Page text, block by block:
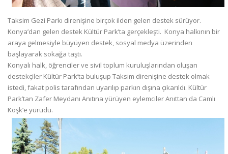
Taksim Gezi Parkı direnişine birçok ilden gelen destek sürüyor.
Konya’dan gelen destek Kültür Park’ta gerçekleşti. Konya halkının bir
araya gelmesiyle büyüyen destek, sosyal medya üzerinden
başlayarak sokağa taştı.
Konyalı halk, öğrenciler ve sivil toplum kuruluşlarından oluşan
destekçiler Kültür Park’ta buluşup Taksim direnişine destek olmak
istedi, fakat polis tarafından uyarılıp parkın dışına çıkarıldı. Kültür
Park’tan Zafer Meydanı Anıtına yürüyen eylemciler Anıttan da Camlı
Köşk’e yürüdü.